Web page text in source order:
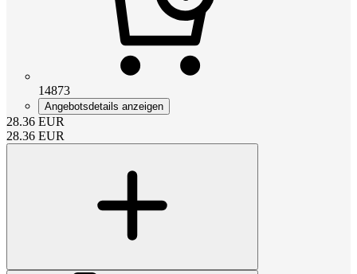
14873
Angebotsdetails anzeigen
28.36 EUR
28.36 EUR